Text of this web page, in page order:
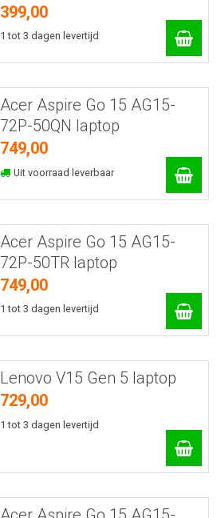
399,00
1 tot 3 dagen levertijd
Acer Aspire Go 15 AG15-
72P-50QN laptop
749,00
Uit voorraad leverbaar
Acer Aspire Go 15 AG15-
72P-50TR laptop
749,00
1 tot 3 dagen levertijd
Lenovo V15 Gen 5 laptop
729,00
1 tot 3 dagen levertijd